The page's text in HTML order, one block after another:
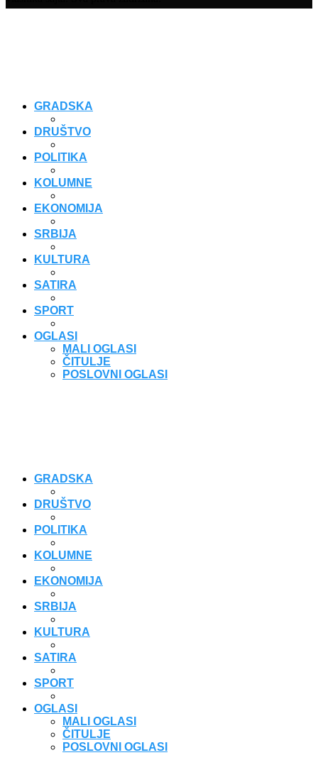
GRADSKA
DRUŠTVO
POLITIKA
KOLUMNE
EKONOMIJA
SRBIJA
KULTURA
SATIRA
SPORT
OGLASI
MALI OGLASI
ČITULJE
POSLOVNI OGLASI
GRADSKA
DRUŠTVO
POLITIKA
KOLUMNE
EKONOMIJA
SRBIJA
KULTURA
SATIRA
SPORT
OGLASI
MALI OGLASI
ČITULJE
POSLOVNI OGLASI